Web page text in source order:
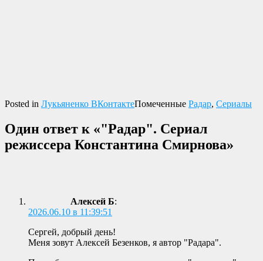
Posted in Лукьяненко ВКонтактеПомеченные Радар, Сериалы
Один ответ к «"Радар". Сериал
режиссера Константина Смирнова»
Алексей Б:
2026.06.10 в 11:39:51
Сергей, добрый день!
Меня зовут Алексей Безенков, я автор "Радара".